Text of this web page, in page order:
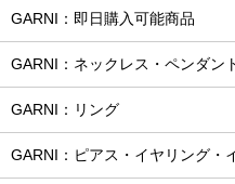
GARNI：即日購入可能商品
GARNI：ネックレス・ペンダン
GARNI：リング
GARNI：ピアス・イヤリング・